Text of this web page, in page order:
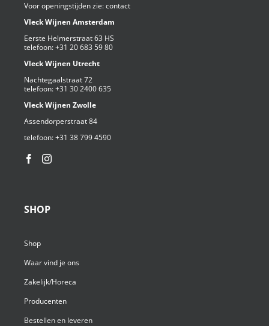
Voor openingstijden zie:contact
Vleck Wijnen Amsterdam
Eerste Helmerstraat 63 HS
telefoon:+31 20 683 59 80
Vleck Wijnen Utrecht
Nachtegaalstraat 72
telefoon:+31 30 2400 635
Vleck Wijnen Zwolle
Assendorperstraat 84
telefoon:+31 38 799 4590⁩
SHOP
Shop
Waar vind je ons
Zakelijk/Horeca
Producenten
Bestellen en leveren